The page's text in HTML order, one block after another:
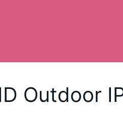
Outdoor